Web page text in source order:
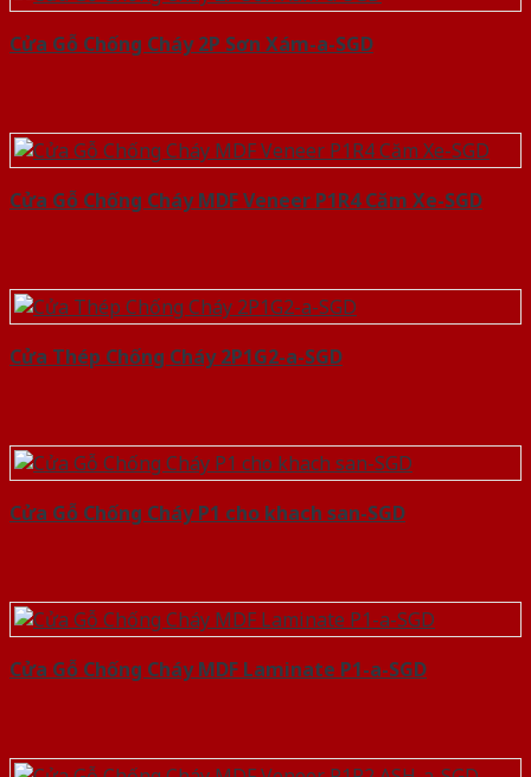
Cửa Gỗ Chống Cháy 2P Sơn Xám-a-SGD
Cửa Gỗ Chống Cháy MDF Veneer P1R4 Căm Xe-SGD
Cửa Thép Chống Cháy 2P1G2-a-SGD
Cửa Gỗ Chống Cháy P1 cho khach san-SGD
Cửa Gỗ Chống Cháy MDF Laminate P1-a-SGD